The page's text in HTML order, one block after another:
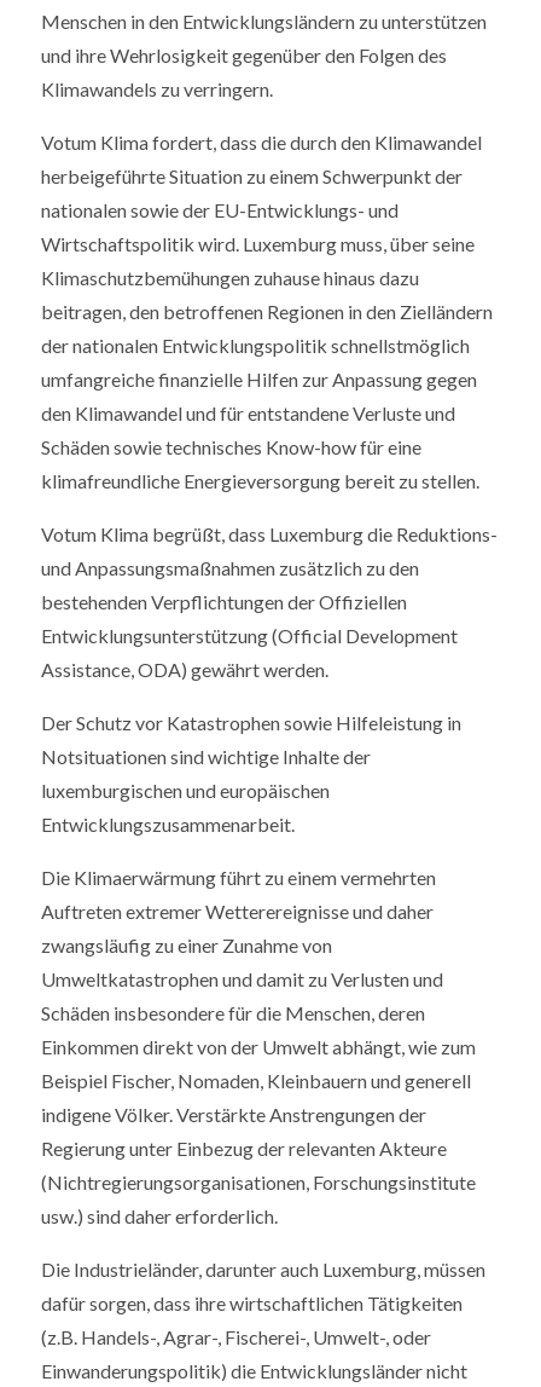
Menschen in den Entwicklungsländern zu unterstützen
und ihre Wehrlosigkeit gegenüber den Folgen des
Klimawandels zu verringern.
Votum Klima fordert, dass die durch den Klimawandel
herbeigeführte Situation zu einem Schwerpunkt der
nationalen sowie der EU-Entwicklungs- und
Wirtschaftspolitik wird. Luxemburg muss, über seine
Klimaschutzbemühungen zuhause hinaus dazu
beitragen, den betroffenen Regionen in den Zielländern
der nationalen Entwicklungspolitik schnellstmöglich
umfangreiche finanzielle Hilfen zur Anpassung gegen
den Klimawandel und für entstandene Verluste und
Schäden sowie technisches Know-how für eine
klimafreundliche Energieversorgung bereit zu stellen.
Votum Klima begrüßt, dass Luxemburg die Reduktions-
und Anpassungsmaßnahmen zusätzlich zu den
bestehenden Verpflichtungen der Offiziellen
Entwicklungsunterstützung (Official Development
Assistance, ODA) gewährt werden.
Der Schutz vor Katastrophen sowie Hilfeleistung in
Notsituationen sind wichtige Inhalte der
luxemburgischen und europäischen
Entwicklungszusammenarbeit.
Die Klimaerwärmung führt zu einem vermehrten
Auftreten extremer Wetterereignisse und daher
zwangsläufig zu einer Zunahme von
Umweltkatastrophen und damit zu Verlusten und
Schäden insbesondere für die Menschen, deren
Einkommen direkt von der Umwelt abhängt, wie zum
Beispiel Fischer, Nomaden, Kleinbauern und generell
indigene Völker. Verstärkte Anstrengungen der
Regierung unter Einbezug der relevanten Akteure
(Nichtregierungsorganisationen, Forschungsinstitute
usw.) sind daher erforderlich.
Die Industrieländer, darunter auch Luxemburg, müssen
dafür sorgen, dass ihre wirtschaftlichen Tätigkeiten
(z.B. Handels-, Agrar-, Fischerei-, Umwelt-, oder
Einwanderungspolitik) die Entwicklungsländer nicht